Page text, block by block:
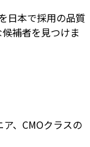
日本で採用の品質
補者を見つけま
、CMOクラスの